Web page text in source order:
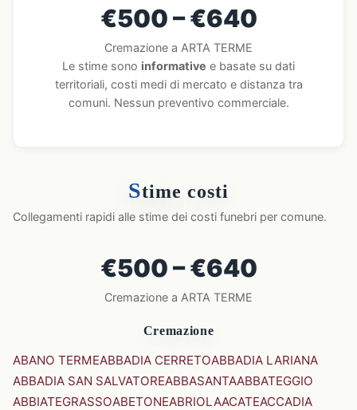
€500 – €640
Cremazione a ARTA TERME
Le stime sono informative e basate su dati
territoriali, costi medi di mercato e distanza tra
comuni. Nessun preventivo commerciale.
Stime costi
Collegamenti rapidi alle stime dei costi funebri per comune.
€500 – €640
Cremazione a ARTA TERME
Cremazione
ABANO TERMEABBADIA CERRETOABBADIA LARIANA
ABBADIA SAN SALVATOREABBASANTAABBATEGGIO
ABBIATEGRASSOABETONEABRIOLAACATEACCADIA